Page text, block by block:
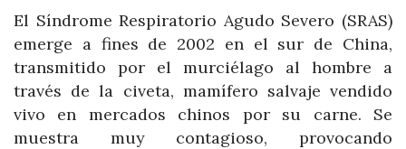
El Síndrome Respiratorio Agudo Severo (SRAS)
emerge a fines de 2002 en el sur de China,
transmitido por el murciélago al hombre a
través de la civeta, mamífero salvaje vendido
vivo en mercados chinos por su carne. Se
muestra muy contagioso, provocando